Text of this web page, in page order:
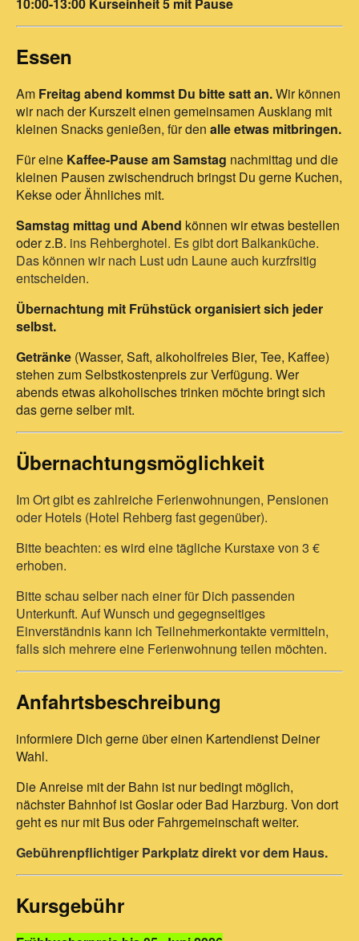
Essen
Am Freitag abend kommst Du bitte satt an.Wir können
wir nach der Kurszeit einen gemeinsamen Ausklang mit
kleinen Snacks genießen, für den alle etwas mitbringen.
Für eine Kaffee-Pause am Samstag nachmittag und die
kleinen Pausen zwischendruch bringst Du gerne Kuchen,
Kekse oder Ähnliches mit.
Samstag mittag und Abend können wir etwas bestellen
oder z.B. ins Rehberghotel. Es gibt dort Balkanküche.
Das können wir nach Lust udn Laune auch kurzfrsitig
entscheiden.
Übernachtung mit Frühstück organisiert sich jeder
selbst.
Getränke (Wasser, Saft, alkoholfreies Bier, Tee, Kaffee)
stehen zum Selbstkostenpreis zur Verfügung. Wer
abends etwas alkoholisches trinken möchte bringt sich
das gerne selber mit.
Übernachtungsmöglichkeit
Im Ort gibt es zahlreiche Ferienwohnungen, Pensionen
oder Hotels (Hotel Rehberg fast gegenüber).
Bitte beachten: es wird eine tägliche Kurstaxe von 3 €
erhoben.
Bitte schau selber nach einer für Dich passenden
Unterkunft. Auf Wunsch und gegegnseitiges
Einverständnis kann ich Teilnehmerkontakte vermitteln,
falls sich mehrere eine Ferienwohnung teilen möchten.
Anfahrtsbeschreibung
informiere Dich gerne über einen Kartendienst Deiner
Wahl.
Die Anreise mit der Bahn ist nur bedingt möglich,
nächster Bahnhof ist Goslar oder Bad Harzburg. Von dort
geht es nur mit Bus oder Fahrgemeinschaft weiter.
Gebührenpflichtiger Parkplatz direkt vor dem Haus.
Kursgebühr